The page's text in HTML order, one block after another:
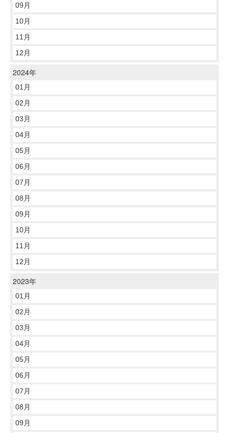
09月
10月
11月
12月
2024年
01月
02月
03月
04月
05月
06月
07月
08月
09月
10月
11月
12月
2023年
01月
02月
03月
04月
05月
06月
07月
08月
09月